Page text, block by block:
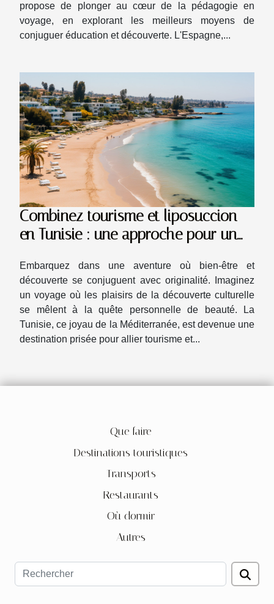
propose de plonger au cœur de la pédagogie en
voyage, en explorant les meilleurs moyens de
conjuguer éducation et découverte. L'Espagne,...
Combinez tourisme et liposuccion
en Tunisie : une approche pour un
Embarquez dans une aventure où bien-être et
découverte se conjuguent avec originalité. Imaginez
un voyage où les plaisirs de la découverte culturelle
se mêlent à la quête personnelle de beauté. La
Tunisie, ce joyau de la Méditerranée, est devenue une
destination prisée pour allier tourisme et...
Que faire
Destinations touristiques
Transports
Restaurants
Où dormir
Autres